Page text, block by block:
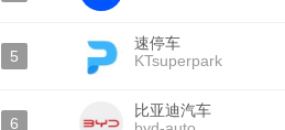
5
速停车
KTsuperpark
6
比亚迪汽车